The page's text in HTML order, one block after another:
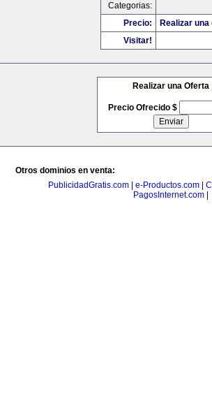
Categorias:
Precio:
Realizar
Visitar!
Realizar una Oferta
Precio Ofrecido $
Otros dominios en venta:
PublicidadGratis.com
e-Productos.com
PagosInternet.com